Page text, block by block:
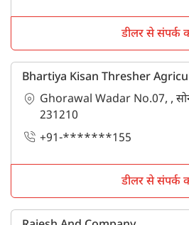
डीलर से संपर्क
Bhartiya Kisan Thresher
Ghorawal Wadar No.07, ,
231210
+91-*******155
डीलर से संपर्क